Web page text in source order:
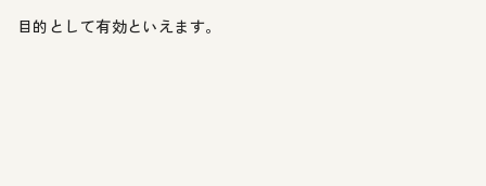
目的として有効といえます。